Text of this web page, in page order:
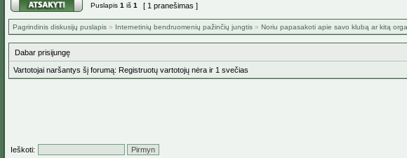
Puslapis 1 iš 1 [ 1 pranešimas ]
Pagrindinis diskusijų puslapis » Internetinių bendruomenių pažinčių jungtis » Noriu papasakoti apie savo klubą ar kitą
Dabar prisijungę
Vartotojai naršantys šį forumą: Registruotų vartotojų nėra ir 1 svečias
Ieškoti: